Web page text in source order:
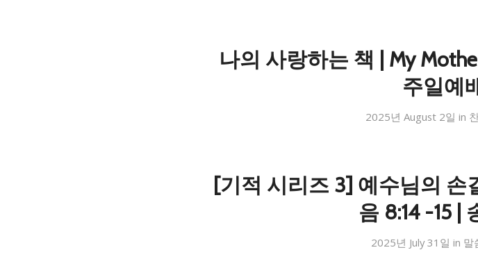
나의 사랑하는 책 | My
주일예
2025년 August 2일 in
[기적 시리즈 3] 예수님의 손
음 8:14 -15 |
2025년 July 31일 in 말